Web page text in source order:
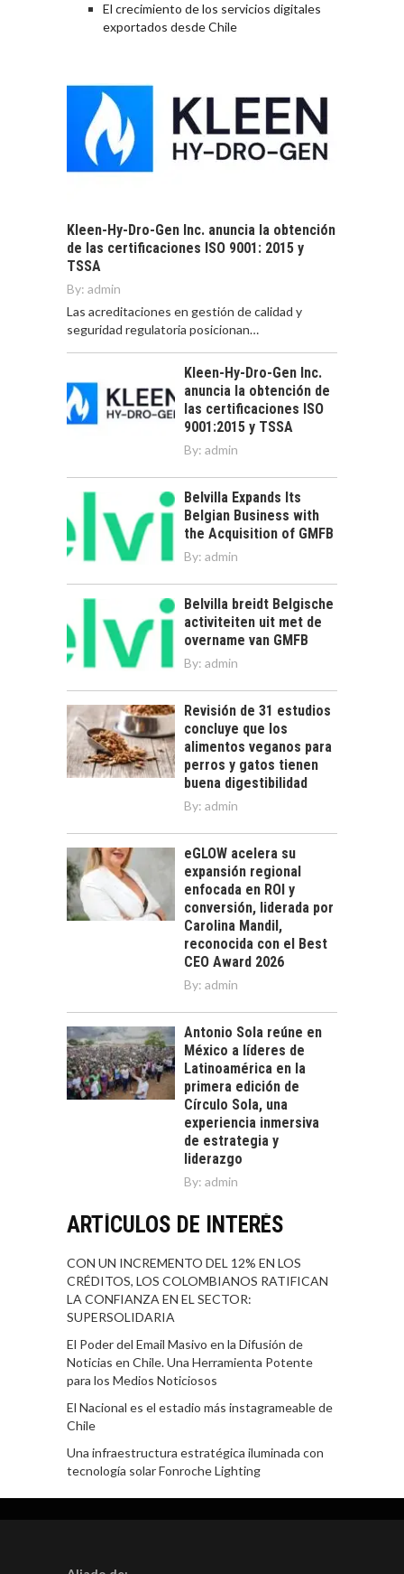
El crecimiento de los servicios digitales
exportados desde Chile
Kleen-Hy-Dro-Gen Inc. anuncia la obtención
de las certificaciones ISO 9001: 2015 y
TSSA
By: admin
Las acreditaciones en gestión de calidad y
seguridad regulatoria posicionan…
Kleen-Hy-Dro-Gen Inc.
anuncia la obtención de
las certificaciones ISO
9001:2015 y TSSA
By: admin
Belvilla Expands Its
Belgian Business with
the Acquisition of GMFB
By: admin
Belvilla breidt Belgische
activiteiten uit met de
overname van GMFB
By: admin
Revisión de 31 estudios
concluye que los
alimentos veganos para
perros y gatos tienen
buena digestibilidad
By: admin
eGLOW acelera su
expansión regional
enfocada en ROI y
conversión, liderada por
Carolina Mandil,
reconocida con el Best
CEO Award 2026
By: admin
Antonio Sola reúne en
México a líderes de
Latinoamérica en la
primera edición de
Círculo Sola, una
experiencia inmersiva
de estrategia y
liderazgo
By: admin
ARTÍCULOS DE INTERÉS
CON UN INCREMENTO DEL 12% EN LOS
CRÉDITOS, LOS COLOMBIANOS RATIFICAN
LA CONFIANZA EN EL SECTOR:
SUPERSOLIDARIA
El Poder del Email Masivo en la Difusión de
Noticias en Chile. Una Herramienta Potente
para los Medios Noticiosos
El Nacional es el estadio más instagrameable de
Chile
Una infraestructura estratégica iluminada con
tecnología solar Fonroche Lighting